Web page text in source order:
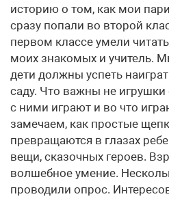
историю о том, как мои
сразу попали во второй
первом классе умели
моих знакомых и учитель.
дети должны успеть
саду. Что важны не игрушки
с ними играют и во что
замечаем, как простые
превращаются в глазах
вещи, сказочных героев.
волшебное умение.
проводили опрос.